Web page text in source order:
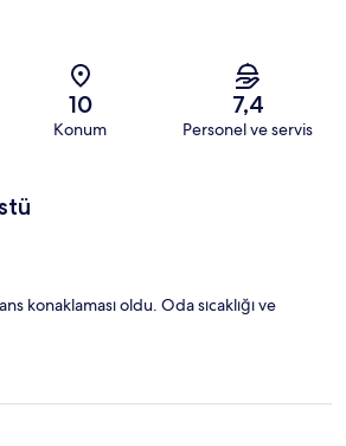
10
Konum
7,4
Personel ve servis
konaklaması oldu. Oda sıcaklığı ve